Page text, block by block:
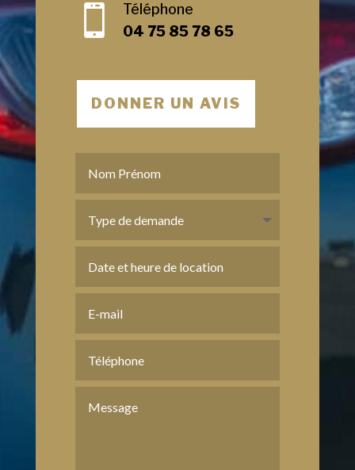

Téléphone
04 75 85 78 65
DONNER UN AVIS